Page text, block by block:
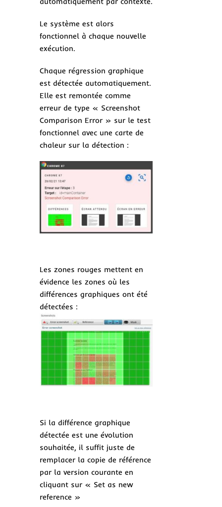
Le système est alors
fonctionnel à chaque nouvelle
exécution.
Chaque régression graphique
est détectée automatiquement.
Elle est remontée comme
erreur de type « Screenshot
Comparison Error » sur le test
fonctionnel avec une carte de
chaleur sur la détection :
Les zones rouges mettent en
évidence les zones où les
différences graphiques ont été
détectées :
Si la différence graphique
détectée est une évolution
souhaitée, il suffit juste de
remplacer la copie de référence
par la version courante en
cliquant sur « Set as new
reference »